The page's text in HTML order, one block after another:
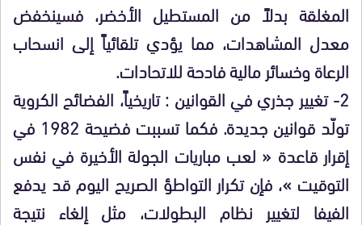
المغلقة بدلاً من المستطيل الأخضر، فسينخفض
معدل المشاهدات، مما يؤدي تلقائياً إلى انسحاب
الرعاة وخسائر مالية فادحة للاتحادات.
2- تغيير جذري في القوانين : تاريخياً، الفضائح الكروية
تولّد قوانين جديدة. فكما تسببت فضيحة 1982 في
إقرار قاعدة « لعب مباريات الجولة الأخيرة في نفس
التوقيت »، فإن تكرار التواطؤ الصريح اليوم قد يدفع
الفيفا لتغيير نظام البطولات، مثل إلغاء نتيجة